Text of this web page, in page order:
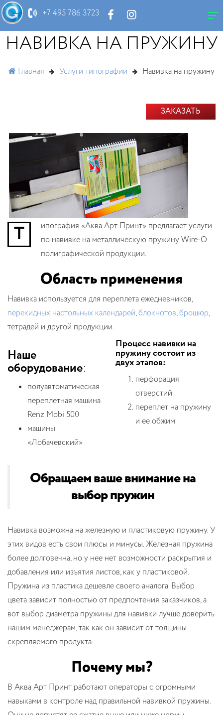
+7 495 786 3723
НАВИВКА НА ПРУЖИНУ
Главная Услуги типографии Навивка на пружину
ЗАКАЗАТЬ
Типография «Аква Арт Принт» предлагает услуги
по навивке на металлическую пружину Wire-O
полиграфической продукции.
Область применения
Навивка используется для переплета ежедневников,
перекидных настольных календарей,блокнотов,брошюр,
тетрадей и другой продукции.
Наше
оборудование:
полуавтоматическая
переплетная машина
Renz Mobi 500
машины
«Лобачевский»
Процесс навивки на
пружину состоит из
двух этапов:
перфорация
отверстий
переплет на пружину
и ее обжим
Обращаем ваше внимание на
выбор пружин
Навивка возможна на железную и пластиковую пружину. У
этих видов есть свои плюсы и минусы. Железная пружина
более долговечна, но у нее нет возможности раскрытия и
добавления или изъятия листов, как у пластиковой.
Пружина из пластика дешевле своего аналога. Выбор
цвета зависит полностью от предпочтения заказчиков, а
вот выбор диаметра пружины для навивки лучше доверить
нашим менеджерам, так как он зависит от толщины
скрепляемого продукта.
Почему мы?
В Аква Арт Принт работают операторы с огромными
навыками в контроле над правильной навивкой пружины.